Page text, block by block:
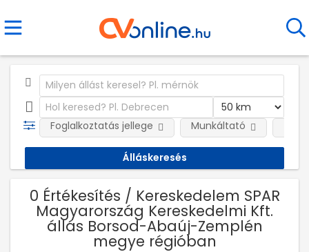
Foglalkoztatás jellege Munkáltató
0 Értékesítés / Kereskedelem SPAR
Magyarország Kereskedelmi Kft.
állás Borsod-Abaúj-Zemplén
megye régióban